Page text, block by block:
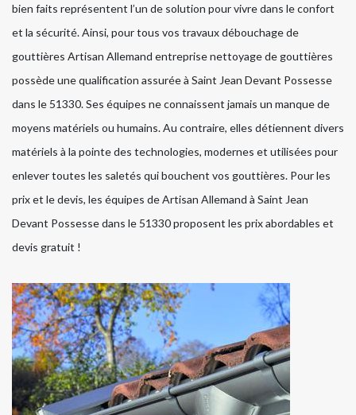
bien faits représentent l’un de solution pour vivre dans le confort
et la sécurité. Ainsi, pour tous vos travaux débouchage de
gouttières Artisan Allemand entreprise nettoyage de gouttières
possède une qualification assurée à Saint Jean Devant Possesse
dans le 51330. Ses équipes ne connaissent jamais un manque de
moyens matériels ou humains. Au contraire, elles détiennent divers
matériels à la pointe des technologies, modernes et utilisées pour
enlever toutes les saletés qui bouchent vos gouttières. Pour les
prix et le devis, les équipes de Artisan Allemand à Saint Jean
Devant Possesse dans le 51330 proposent les prix abordables et
devis gratuit !